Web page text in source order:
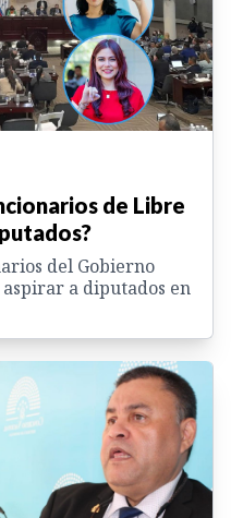
de Libre
del Gobierno
a diputados en